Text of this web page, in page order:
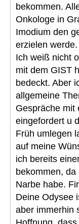
bekommen.
Onkologe in
Imodium den
erzielen werde.
Ich weiß nicht
mit dem GIST
bedeckt. Aber
allgemeine
Gespräche mit
eingefordert u
Früh umlegen
auf meine
ich bereits
bekommen,
Narbe habe.
Deine Odysee
aber immerhin